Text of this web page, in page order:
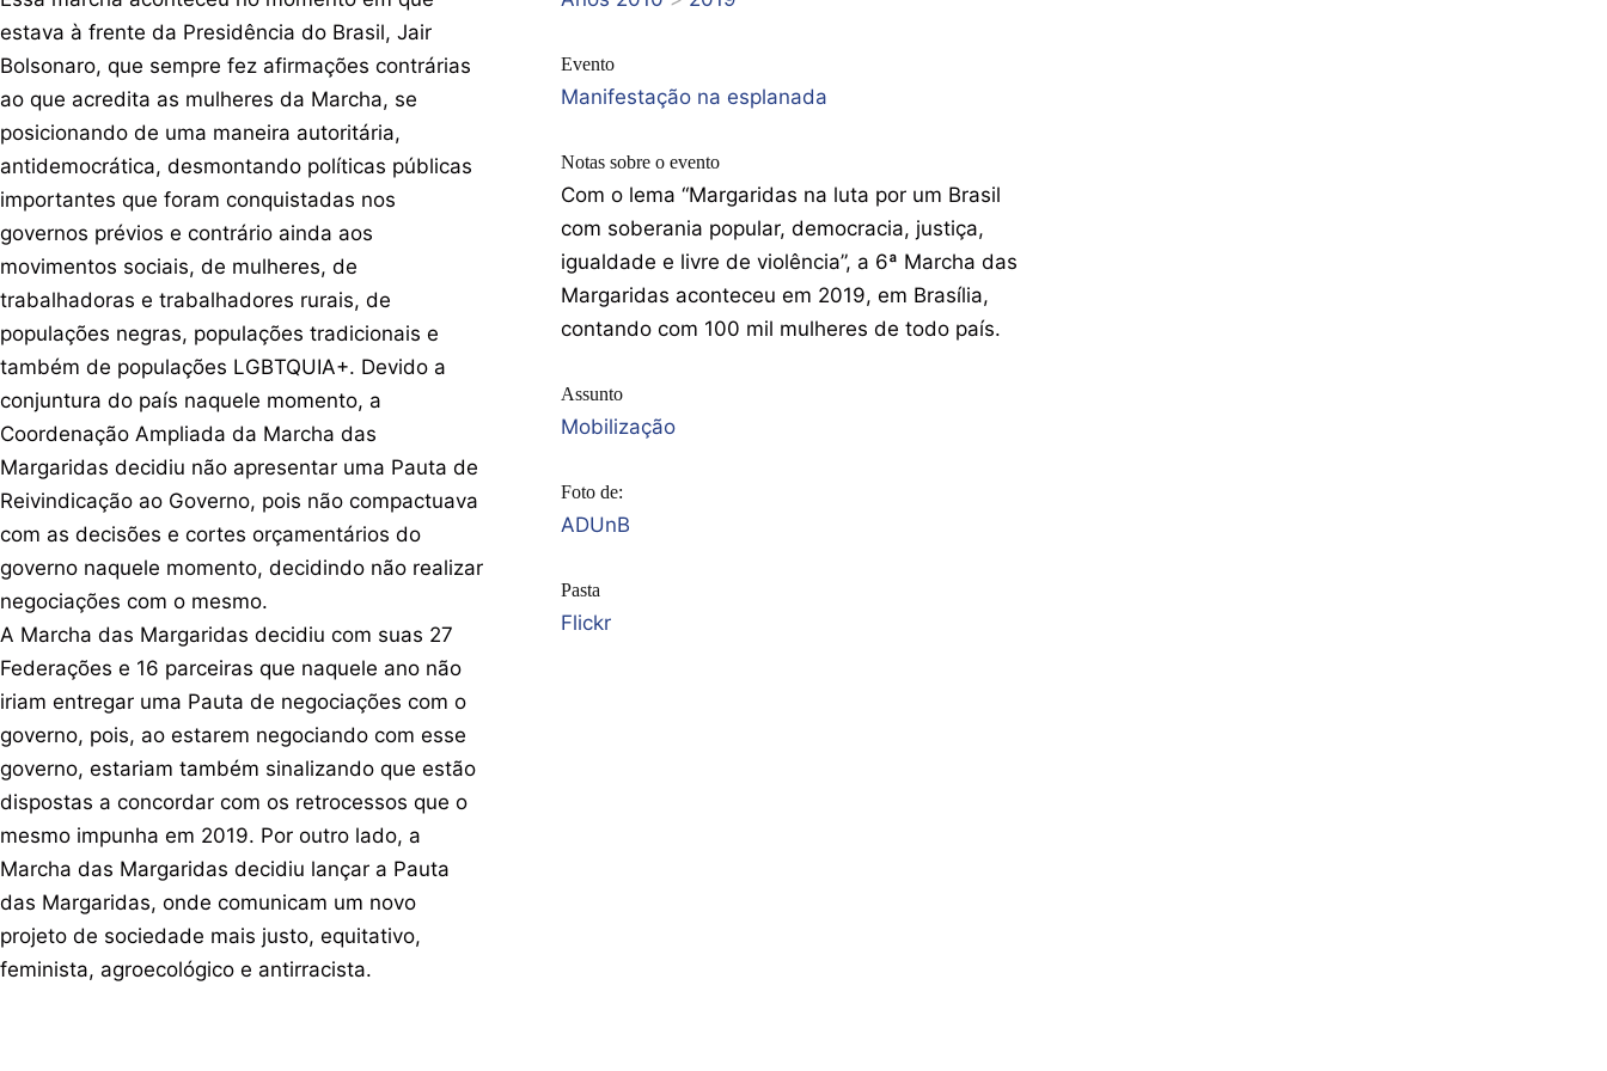
estava à frente da Presidência do Brasil, Jair
Bolsonaro, que sempre fez afirmações contrárias
ao que acredita as mulheres da Marcha, se
posicionando de uma maneira autoritária,
antidemocrática, desmontando políticas públicas
importantes que foram conquistadas nos
governos prévios e contrário ainda aos
movimentos sociais, de mulheres, de
trabalhadoras e trabalhadores rurais, de
populações negras, populações tradicionais e
também de populações LGBTQUIA+. Devido a
conjuntura do país naquele momento, a
Coordenação Ampliada da Marcha das
Margaridas decidiu não apresentar uma Pauta de
Reivindicação ao Governo, pois não compactuava
com as decisões e cortes orçamentários do
governo naquele momento, decidindo não realizar
negociações com o mesmo.
A Marcha das Margaridas decidiu com suas 27
Federações e 16 parceiras que naquele ano não
iriam entregar uma Pauta de negociações com o
governo, pois, ao estarem negociando com esse
governo, estariam também sinalizando que estão
dispostas a concordar com os retrocessos que o
mesmo impunha em 2019. Por outro lado, a
Marcha das Margaridas decidiu lançar a Pauta
das Margaridas, onde comunicam um novo
projeto de sociedade mais justo, equitativo,
feminista, agroecológico e antirracista.
Evento
Manifestação na esplanada
Notas sobre o evento
Com o lema “Margaridas na luta por um Brasil
com soberania popular, democracia, justiça,
igualdade e livre de violência”, a 6ª Marcha das
Margaridas aconteceu em 2019, em Brasília,
contando com 100 mil mulheres de todo país.
Assunto
Mobilização
Foto de:
ADUnB
Pasta
Flickr